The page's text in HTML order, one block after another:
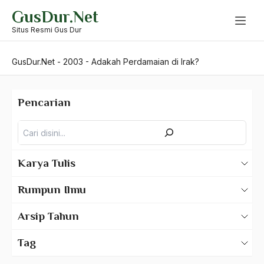
content
GusDur.Net
Situs Resmi Gus Dur
GusDur.Net - 2003 - Adakah Perdamaian di Irak?
Pencarian
Karya Tulis
Rumpun Ilmu
Arsip Tahun
Tag